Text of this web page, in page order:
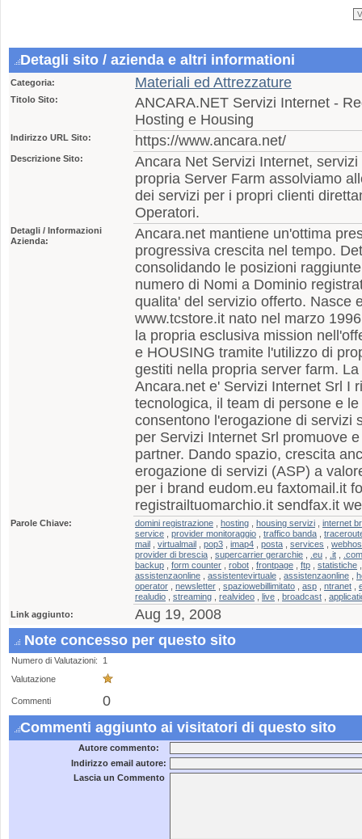
Detagli sito / azienda e altri informationi
Categoria: Materiali ed Attrezzature
Titolo Sito:
ANCARA.NET Servizi Internet -
Hosting e Housing
Indirizzo URL Sito: https://www.ancara.net/
Descrizione Sito:
Ancara Net Servizi Internet,
propria Server Farm assolviamo
dei servizi per i propri clienti
Operatori.
Detagli / Informazioni
Azienda:
Ancara.net mantiene un'ottima
progressiva crescita nel tempo.
consolidando le posizioni
numero di Nomi a Dominio
qualita' del servizio offerto. Nasce
www.tcstore.it nato nel marzo
la propria esclusiva mission
e HOUSING tramite l'utilizzo di
gestiti nella propria server farm.
Ancara.net e' Servizi Internet Srl I
tecnologica, il team di persone e
consentono l'erogazione di servizi
per Servizi Internet Srl promuove
partner. Dando spazio, crescita
erogazione di servizi (ASP) a
per i brand eudom.eu faxtomail.it
registrailtuomarchio.it sendfax.it
Parole Chiave: domini registrazione hosting housing servizi
internet
service
provider monitoraggio traffico banda
mail
virtualmail pop3 imap4 posta services
provider di brescia
supercarrier gerarchie .eu .it
.com
backup
form counter robot frontpage ftp statistiche
assistenzaonline
assistentevirtuale assistenzaonline
operator
newsletter spaziowebillimitato asp ntranet
realudio
streaming realvideo live broadcast
Link aggiunto:
Aug 19, 2008
Note concesso per questo sito
Numero di Valutazioni:
1
Valutazione
Commenti
0
Commenti aggiunto ai visitatori di questo sito
Autore commento:
Indirizzo email autore:
Lascia un Commento